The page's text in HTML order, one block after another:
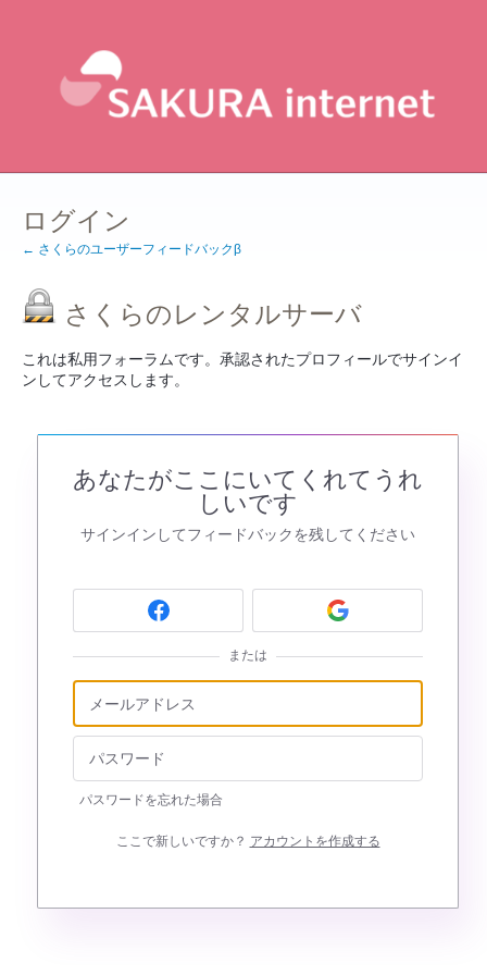
ログイン
← さくらのユーザーフィードバックβ
さくらのレンタルサーバ
これは私用フォーラムです。承認されたプロフィールでサインイ
ンしてアクセスします。
あなたがここにいてくれてうれ
しいです
サインインしてフィードバックを残してください
または
パスワードを忘れた場合
ここで新しいですか？ アカウントを作成する